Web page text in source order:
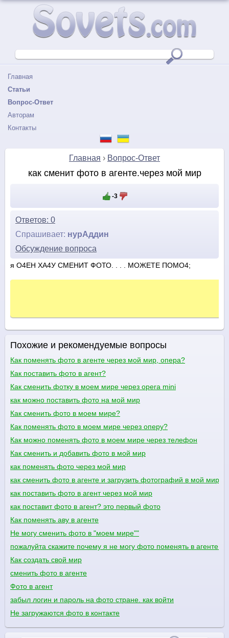
Главная
Статьи
Вопрос-Ответ
Авторам
Контакты
Главная › Вопрос-Ответ
как сменит фото в агенте.через мой мир
-3
Ответов: 0
Спрашивает: нурАддин
Обсуждение вопроса
я О4ЕН ХА4У СМЕНИТ ФОТО. . . . МОЖЕТЕ ПОМО4;
Похожие и рекомендуемые вопросы
Как поменять фото в агенте через мой мир, опера?
Как поставить фото в агент?
Как сменить фотку в моем мире через opera mini
как можно поставить фото на мой мир
Как сменить фото в моем мире?
Как поменять фото в моем мире через оперу?
Как можно поменять фото в моем мире через телефон
Как сменить и добавить фото в мой мир
как поменять фото через мой мир
как сменить фото в агенте и загрузить фотографий в мой мир?
как поставить фото в агент через мой мир
как поставит фото в агент? это первый фото
Как поменять аву в агенте
Не могу сменить фото в "моем мире""
пожалуйта скажите почему я не могу фото поменять в агенте
Как создать свой мир
сменить фото в агенте
Фото в агент
забыл логин и пароль на фото стране. как войти
Не загружаются фото в контакте